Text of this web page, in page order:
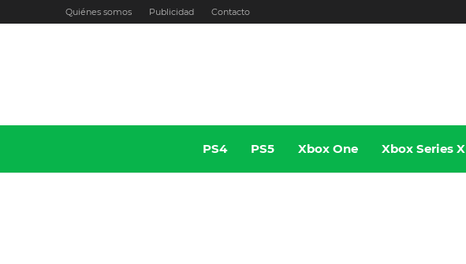
Quiénes somos Publicidad Contacto
PS4 PS5 Xbox One Xbox Series X